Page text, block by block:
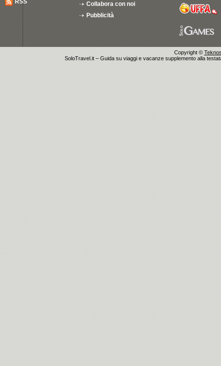
RSS
Collabora con noi
Pubblicità
Copyright ©
SoloTravel.it – Guida su viaggi e vacanze supplemento alla